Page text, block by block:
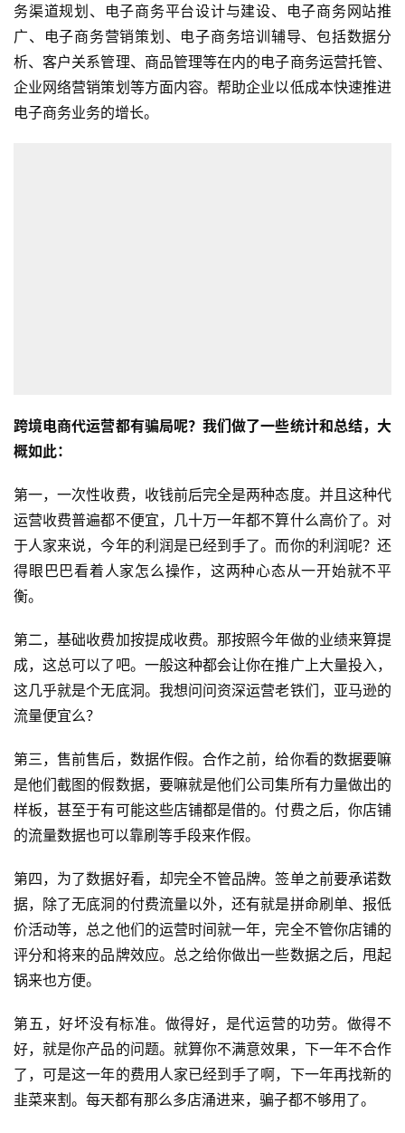
首
全
球
开
跨
境
百
社
媒
营
销
跨
导
航
务渠道规划、电子商务平台设计与建设、电子商务网站推
广、电子商务营销策划、电子商务培训辅导、包括数据分
析、客户关系管理、商品管理等在内的电子商务运营托管、
企业网络营销策划等方面内容。帮助企业以低成本快速推进
电子商务业务的增长。
跨境电商代运营都有骗局呢？我们做了一些统计和总结，大
概如此：
第一，一次性收费，收钱前后完全是两种态度。并且这种代
运营收费普遍都不便宜，几十万一年都不算什么高价了。对
于人家来说，今年的利润是已经到手了。而你的利润呢？还
得眼巴巴看着人家怎么操作，这两种心态从一开始就不平
衡。
第二，基础收费加按提成收费。那按照今年做的业绩来算提
成，这总可以了吧。一般这种都会让你在推广上大量投入，
这几乎就是个无底洞。我想问问资深运营老铁们，亚马逊的
流量便宜么？
第三，售前售后，数据作假。合作之前，给你看的数据要嘛
是他们截图的假数据，要嘛就是他们公司集所有力量做出的
样板，甚至于有可能这些店铺都是借的。付费之后，你店铺
的流量数据也可以靠刷等手段来作假。
第四，为了数据好看，却完全不管品牌。签单之前要承诺数
据，除了无底洞的付费流量以外，还有就是拼命刷单、报低
价活动等，总之他们的运营时间就一年，完全不管你店铺的
评分和将来的品牌效应。总之给你做出一些数据之后，甩起
锅来也方便。
第五，好坏没有标准。做得好，是代运营的功劳。做得不
好，就是你产品的问题。就算你不满意效果，下一年不合作
了，可是这一年的费用人家已经到手了啊，下一年再找新的
韭菜来割。每天都有那么多店涌进来，骗子都不够用了。